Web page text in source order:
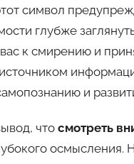
символ
глубже
к смирению и
и
чтосмотреть
осмысления.